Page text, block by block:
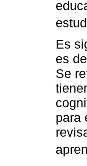
Es
es
Se
para